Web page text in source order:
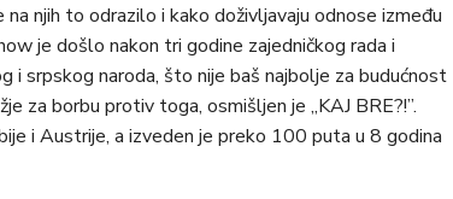
njih to odrazilo i kako doživljavaju odnose između
je došlo nakon tri godine zajedničkog rada i
i srpskog naroda, što nije baš najbolje za budućnost
za borbu protiv toga, osmišljen je „KAJ BRE?!”.
i Austrije, a izveden je preko 100 puta u 8 godina